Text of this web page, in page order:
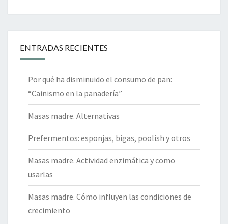
ENTRADAS RECIENTES
Por qué ha disminuido el consumo de pan:
“Cainismo en la panadería”
Masas madre. Alternativas
Prefermentos: esponjas, bigas, poolish y otros
Masas madre. Actividad enzimática y como
usarlas
Masas madre. Cómo influyen las condiciones de
crecimiento